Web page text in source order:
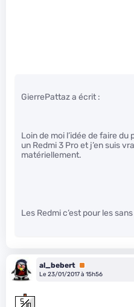
GierrePattaz a écrit :
Loin de moi l’idée de faire
un Redmi 3 Pro et j’en suis
matériellement.
Les Redmi c’est pour les
al_bebert Premium
Le 23/01/2017 à 15h56